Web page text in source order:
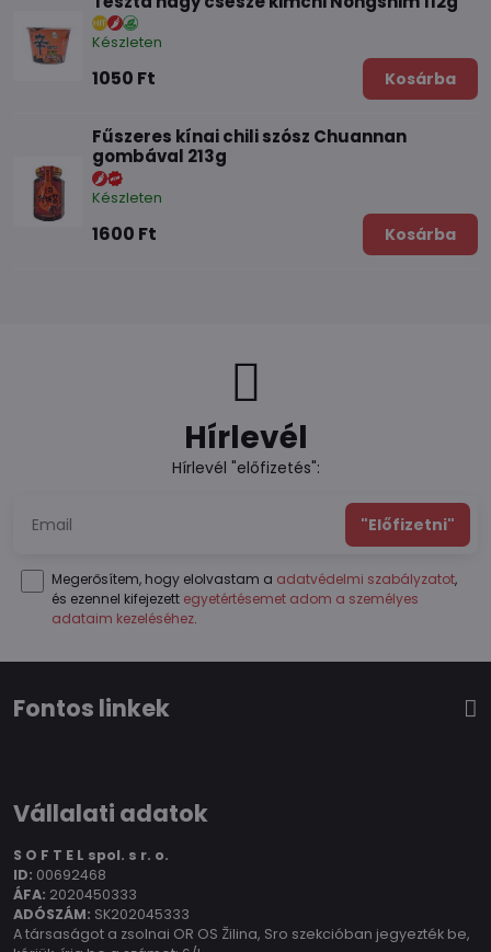
Készleten
1050 Ft Kosárba
Fűszeres kínai chili szósz Chuannan
gombával 213g
Készleten
1600 Ft Kosárba
Hírlevél
Hírlevél "előfizetés":
"Előfizetni"
Megerősítem, hogy elolvastam a adatvédelmi szabályzatot,
és ezennel kifejezett egyetértésemet adom a személyes
adataim kezeléséhez.
Fontos linkek
Vállalati adatok
S O F T E L spol. s r. o.
ID: 00692468
ÁFA: 2020450333
ADÓSZÁM: SK202045333
A társaságot a zsolnai OR OS Žilina, Sro szekcióban jegyezték be,